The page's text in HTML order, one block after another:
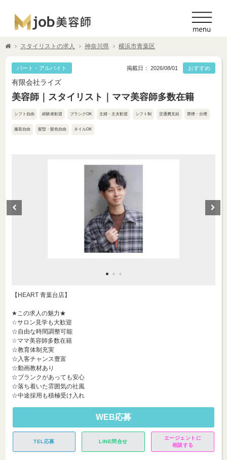
スタイリストの求人 神奈川県 横浜市青葉区
パート・アルバイト おすすめ
掲載日： 2026/08/01
有限会社ライズ
美容師｜スタイリスト｜ママ美容師多数在籍
シフト自由 経験者歓迎 ブランクOK 主婦・主夫歓迎 シフト制 交通費支給 禁煙・分煙
服装自由 髪型・髪色自由 ネイルOK
【HEART 青葉台店】
★この求人の魅力★
☆サロン見学も大歓迎
☆自由な時間調整可能
☆ママ美容師多数在籍
☆教育体制充実
☆入客チャンス豊富
☆動画教材あり
☆ブランクがあっても安心
☆落ち着いた雰囲気の社風
☆中途採用も積極受け入れ
WEB応募
TEL応募 LINE問合せ
エージェントに
相談する